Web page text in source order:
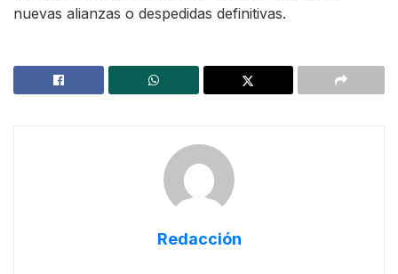
nuevas alianzas o despedidas definitivas.
Redacción